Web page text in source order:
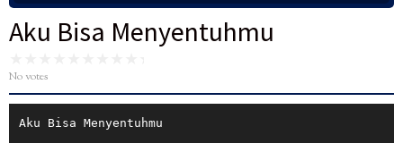
Aku Bisa Menyentuhmu
No votes
Aku Bisa Menyentuhmu